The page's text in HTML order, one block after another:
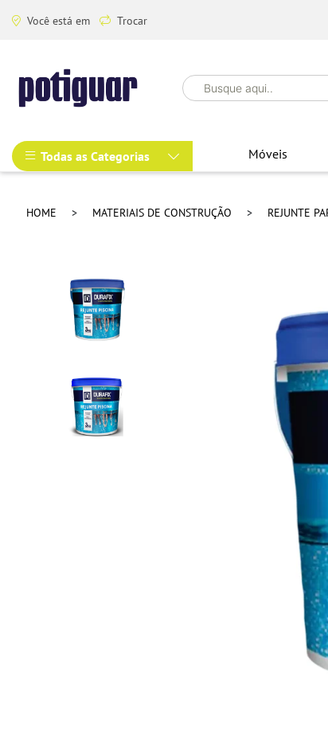
Você está em Trocar
Todas as Categorias Móveis
HOME MATERIAIS DE CONSTRUÇÃO REJUNTE